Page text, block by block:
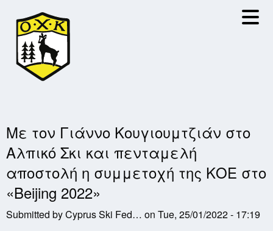
main
content
Με τον Γιάννο Κουγιουμτζιάν στο
Αλπικό Σκι και πενταμελή
αποστολή η συμμετοχή της ΚΟΕ στο
«Beijing 2022»
Submitted byCyprus Ski Fed… on Tue, 25/01/2022 - 17:19